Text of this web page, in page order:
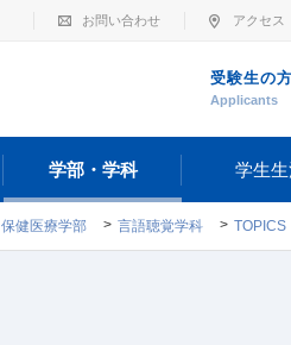
お問い合わせ アクセス
受験生の
Applicants
学部・学科 学生
保健医療学部 言語聴覚学科 TOPICS